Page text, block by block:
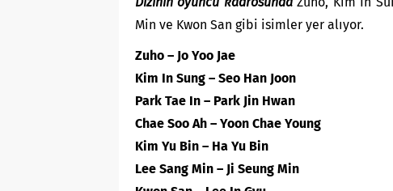
Min ve Kwon San gibi isimler yer alıyor.
Zuho – Jo Yoo Jae
Kim In Sung – Seo Han Joon
Park Tae In – Park Jin Hwan
Chae Soo Ah – Yoon Chae Young
Kim Yu Bin – Ha Yu Bin
Lee Sang Min – Ji Seung Min